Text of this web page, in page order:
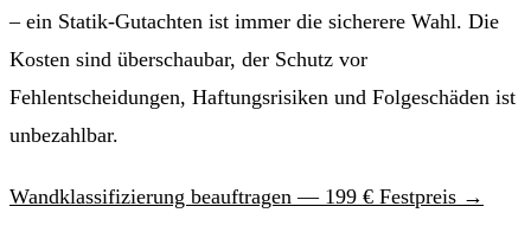
– ein Statik-Gutachten ist immer die sicherere Wahl. Die
Kosten sind überschaubar, der Schutz vor
Fehlentscheidungen, Haftungsrisiken und Folgeschäden ist
unbezahlbar.
Wandklassifizierung beauftragen — 199 € Festpreis →